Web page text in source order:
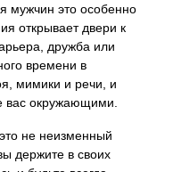
мужчин это особенно
открывает двери к
дружба или
времени в
мимики и речи, и
вас окружающими.
не неизменный
держите в своих